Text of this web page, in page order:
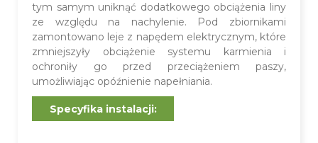
tym samym uniknąć dodatkowego obciążenia liny
ze względu na nachylenie. Pod zbiornikami
zamontowano leje z napędem elektrycznym, które
zmniejszyły obciążenie systemu karmienia i
ochroniły go przed przeciążeniem paszy,
umożliwiając opóźnienie napełniania.
Specyfika instalacji: